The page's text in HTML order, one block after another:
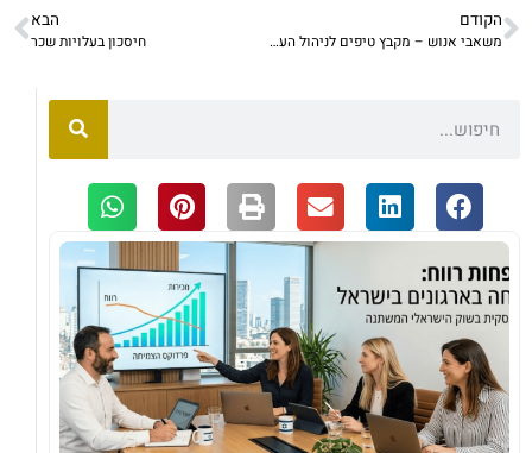
הקודם
משאבי אנוש – מקבץ טיפים לניהול העובדים בארגון
הבא
חיסכון בעלויות שכר